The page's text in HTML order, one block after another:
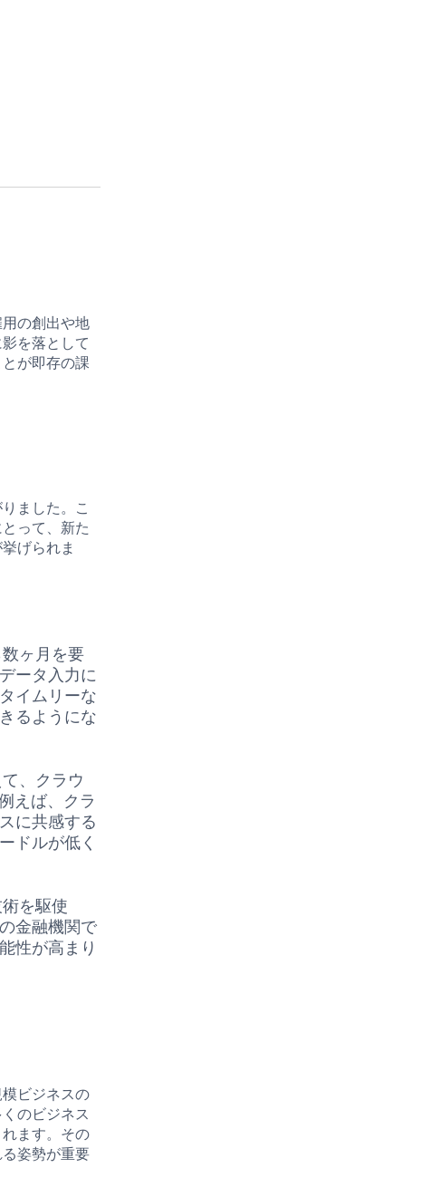
の創出や地
を落として
が即存の課
ました。こ
って、新た
げられま
ヶ月を要
ータ入力に
イムリーな
るようにな
、クラウ
えば、クラ
に共感する
ドルが低く
を駆使
金融機関で
性が高まり
ビジネスの
のビジネス
ます。その
姿勢が重要